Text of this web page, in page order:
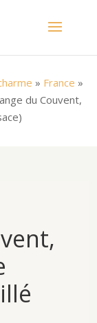
» France »
du Couvent,